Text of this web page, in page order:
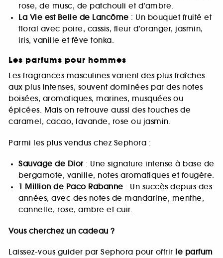
rose, de musc, de patchouli et d’ambre.
La Vie est Belle de Lancôme : Un bouquet fruité et
floral avec poire, cassis, fleur d’oranger, jasmin,
iris, vanille et fève tonka.
Les parfums pour hommes
Les fragrances masculines varient des plus fraîches
aux plus intenses, souvent dominées par des notes
boisées, aromatiques, marines, musquées ou
épicées. Mais on retrouve aussi des touches de
caramel, cacao, lavande, rose ou jasmin.
Parmi les plus vendus chez Sephora :
Sauvage de Dior: Une signature intense à base de
bergamote, vanille, notes aromatiques et fougère.
1 Million de Paco Rabanne : Un succès depuis des
années, avec des notes de mandarine, menthe,
cannelle, rose, ambre et cuir.
Vous cherchez un cadeau ?
Laissez-vous guider par Sephora pour offrir le parfum